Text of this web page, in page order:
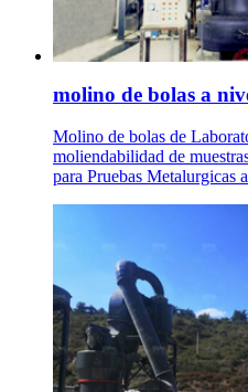
molino de bolas a
Molino de bolas de
moliendabilidad de
para Pruebas Metalurgicas